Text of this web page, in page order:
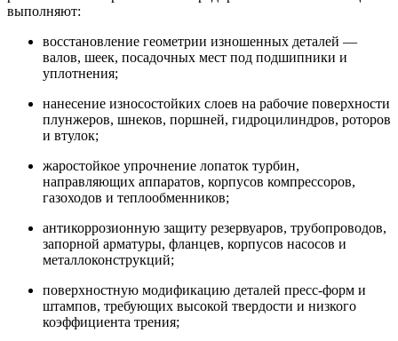
выполняют:
восстановление геометрии изношенных деталей —
валов, шеек, посадочных мест под подшипники и
уплотнения;
нанесение износостойких слоев на рабочие поверхности
плунжеров, шнеков, поршней, гидроцилиндров, роторов
и втулок;
жаростойкое упрочнение лопаток турбин,
направляющих аппаратов, корпусов компрессоров,
газоходов и теплообменников;
антикоррозионную защиту резервуаров, трубопроводов,
запорной арматуры, фланцев, корпусов насосов и
металлоконструкций;
поверхностную модификацию деталей пресс-форм и
штампов, требующих высокой твердости и низкого
коэффициента трения;